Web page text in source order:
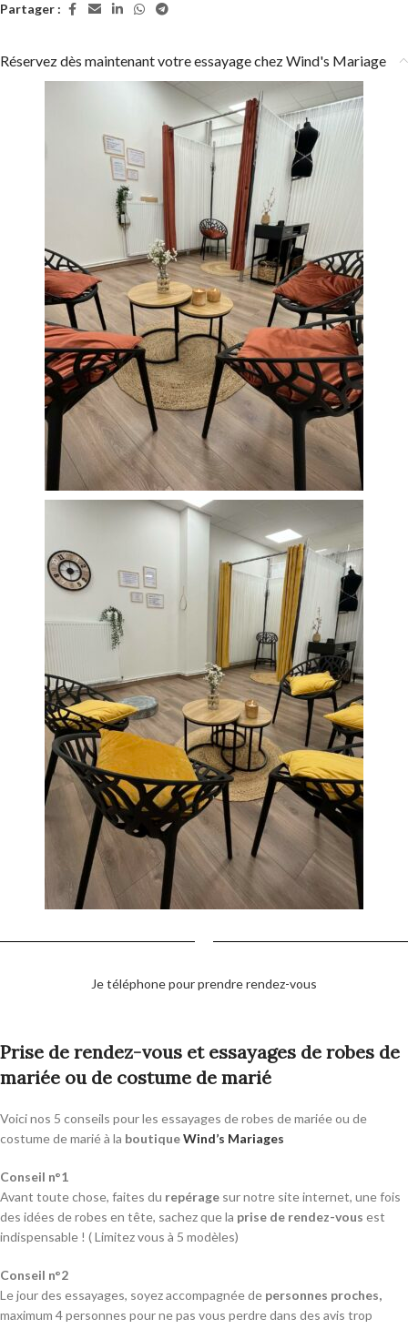
Partager :
Réservez dès maintenant votre essayage chez Wind's Mariage
Je téléphone pour prendre rendez-vous
Prise de rendez-vous et essayages de robes de
mariée ou de costume de marié
Voici nos 5 conseils pour les essayages de robes de mariée ou de
costume de marié à la boutiqueWind’s Mariages
Conseil n°1
Avant toute chose, faites du repérage sur notre site internet, une fois
des idées de robes en tête, sachez que la prise de rendez-vous est
indispensable ! ( Limitez vous à 5 modèles)
Conseil n°2
Le jour des essayages, soyez accompagnée de personnes proches,
maximum 4 personnes pour ne pas vous perdre dans des avis trop